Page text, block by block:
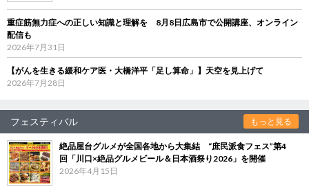
重症筋無力症への正しい知識と理解を 8月8日広島市で公開講座、オンライン
配信も
2026年7月31日
【がんを生きる緩和ケア医・大橋洋平「足し算命」】天空を見上げて
2026年7月28日
フェスティバル もっと見る
絶品屋台グルメが全国各地から大集結 “庶民派食フェス”第4
回「川口×絶品グルメビール＆日本酒祭り2026」を開催
2026年4月15日